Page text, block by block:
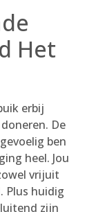
Het
erbij
De
ben
heel. Jou
vrijuit
Plus huidig
zijn